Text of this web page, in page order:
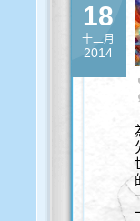
18
十二月
2014